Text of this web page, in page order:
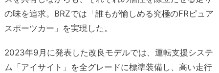
の味を追求。BRZでは「誰もが愉しめる究極のFRピュア
スポーツカー」を実現した。
2023年9月に発表した改良モデルでは、運転支援システ
ム「アイサイト」を全グレードに標準装備し、高い走行